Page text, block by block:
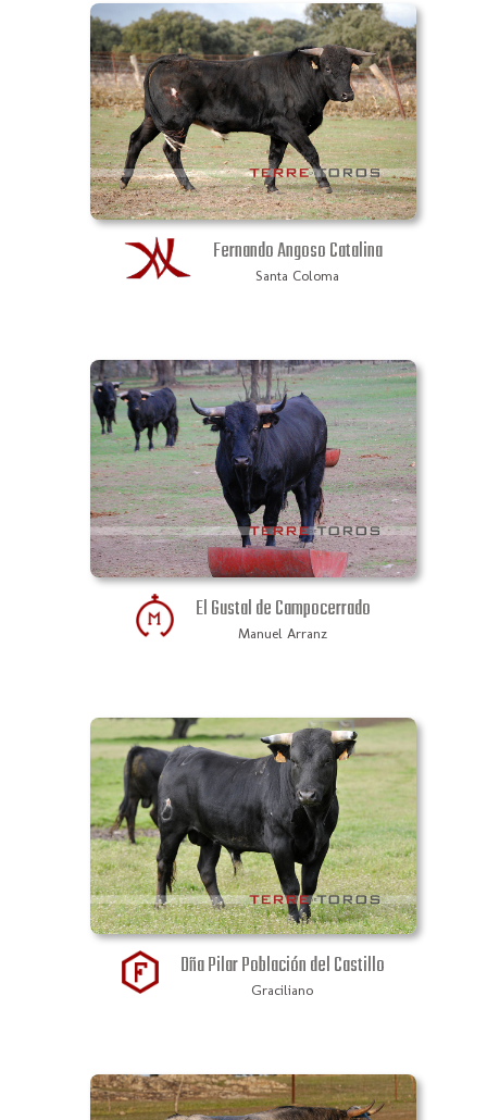
Fernando Angoso Catalina
Santa Coloma
El Gustal de Campocerrado
Manuel Arranz
Dña Pilar Población del Castillo
Graciliano